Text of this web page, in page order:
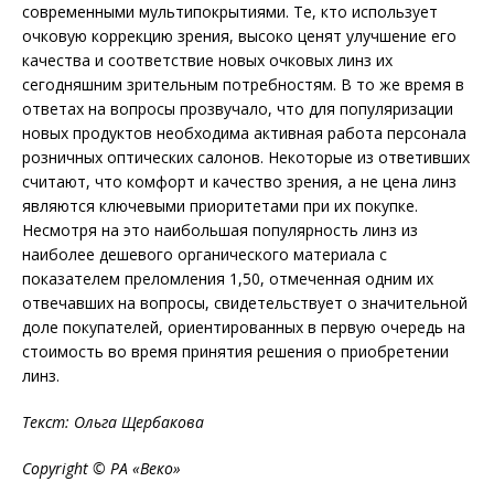
современными мультипокрытиями. Те, кто использует
очковую коррекцию зрения, высоко ценят улучшение его
качества и соответствие новых очковых линз их
сегодняшним зрительным потребностям. В то же время в
ответах на вопросы прозвучало, что для популяризации
новых продуктов необходима активная работа персонала
розничных оптических салонов. Некоторые из ответивших
считают, что комфорт и качество зрения, а не цена линз
являются ключевыми приоритетами при их покупке.
Несмотря на это наибольшая популярность линз из
наиболее дешевого органического материала с
показателем преломления 1,50, отмеченная одним их
отвечавших на вопросы, свидетельствует о значительной
доле покупателей, ориентированных в первую очередь на
стоимость во время принятия решения о приобретении
линз.
Текст: Ольга Щербакова
Copyright © РА «Веко»